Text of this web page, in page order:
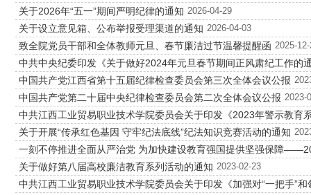
关于2026年“五一”期间严明纪律的通知 2026-04-29
关于设立意见箱、公布举报受理渠道的通知 2026-04-03
致全院党员干部和全体教师元旦、春节廉洁过节温馨提醒函 2025-
中共中央纪委印发《关于做好2024年元旦春节期间正风肃纪工作的
中国共产党江西省第十五届纪律检查委员会第三次全体会议公报
中国共产党第二十届中央纪律检查委员会第二次全体会议公报 2023-
中共江西工业贸易职业技术学院委员会关于印发《2023年警示教育
关于开展“传承红色基因 守牢纪法底线”纪法知识竞赛活动的通知
一刻不停推进全面从严治党 为加快建设教育强国提供坚强保障
关于做好第八届高校廉洁教育系列活动的通知 2023-02-23
中共江西工业贸易职业技术学院委员会关于印发《加强对“一把手”